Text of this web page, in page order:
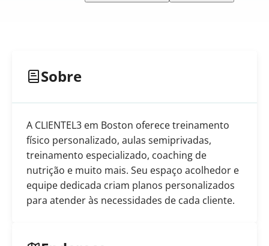
Sobre
A CLIENTEL3 em Boston oferece treinamento
físico personalizado, aulas semiprivadas,
treinamento especializado, coaching de
nutrição e muito mais. Seu espaço acolhedor e
equipe dedicada criam planos personalizados
para atender às necessidades de cada cliente.